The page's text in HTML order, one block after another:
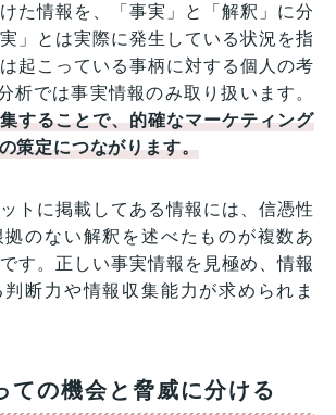
た情報を、「事実」と「解釈」に分
」とは実際に発生している状況を指
起こっている事柄に対する個人の考
析では事実情報のみ取り扱います。
することで、的確なマーケティング
策定につながります。
トに掲載してある情報には、信憑性
のない解釈を述べたものが複数あ
す。正しい事実情報を見極め、情報
断力や情報収集能力が求められま
ての機会と脅威に分ける